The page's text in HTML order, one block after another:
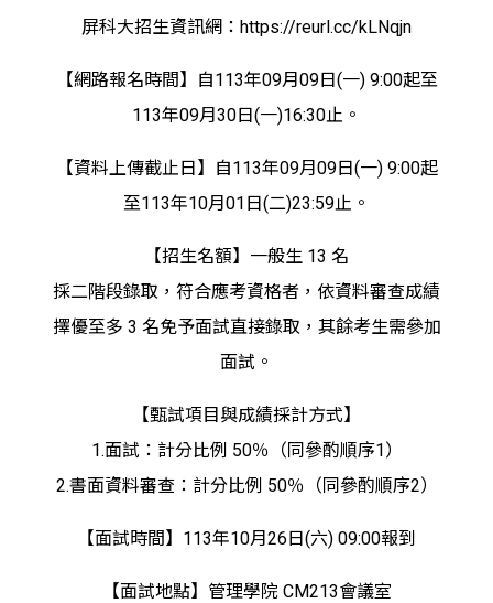
屏科大招生資訊網：https://reurl.cc/kLNqjn
【網路報名時間】自113年09月09日(一) 9:00起至
113年09月30日(一)16:30止。
【資料上傳截止日】自113年09月09日(一) 9:00起
至113年10月01日(二)23:59止。
【招生名額】一般生 13 名
採二階段錄取，符合應考資格者，依資料審查成績
擇優至多 3 名免予面試直接錄取，其餘考生需參加
面試。
【甄試項目與成績採計方式】
1.面試：計分比例 50％（同參酌順序1）
2.書面資料審查：計分比例 50％（同參酌順序2）
【面試時間】113年10月26日(六) 09:00報到
【面試地點】管理學院 CM213會議室